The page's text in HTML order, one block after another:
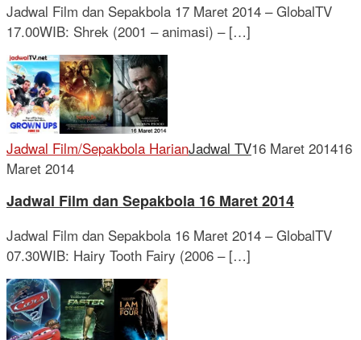
Jadwal Film dan Sepakbola 17 Maret 2014 – GlobalTV
17.00WIB: Shrek (2001 – animasi) – […]
Jadwal Film/Sepakbola HarianJadwal TV16 Maret 201416
Maret 2014
Jadwal Film dan Sepakbola 16 Maret 2014
Jadwal Film dan Sepakbola 16 Maret 2014 – GlobalTV
07.30WIB: Hairy Tooth Fairy (2006 – […]